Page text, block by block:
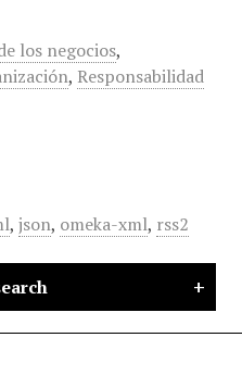
los negocios,
, Responsabilidad
, json, omeka-xml, rss2